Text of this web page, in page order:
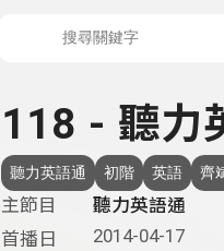
118 - 聽力
聽力英語通 初階 英語 齊
主節目
聽力英語通
首播日
2014-04-17